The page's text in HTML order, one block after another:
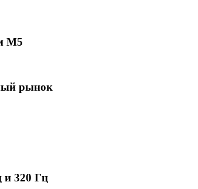
M5
рынок
и 320 Гц